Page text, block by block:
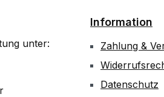
unter:
Information
Zahlung &
Datenschutz